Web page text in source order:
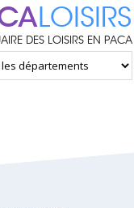
LOISIRS
DES LOISIRS EN PACA